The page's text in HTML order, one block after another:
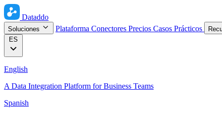
Dataddo
Soluciones Plataforma Conectores Precios Casos Prácticos
ES
English
A Data Integration Platform for Business Teams
Spanish